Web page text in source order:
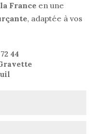
France en une
, adaptée à vos
44